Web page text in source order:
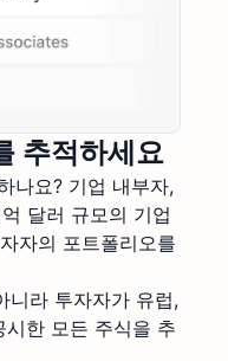
추적하세요
나요? 기업 내부자,
달러 규모의 기업
자의 포트폴리오를
니라 투자자가 유럽,
한 모든 주식을 추